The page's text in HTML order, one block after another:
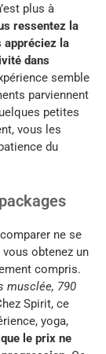
plus à
ressentez la
appréciez la
dans
semble
parviennent
petites
vous les
du
ne se
obtenez un
compris.
musclée, 790
Spirit, ce
yoga,
le prix ne